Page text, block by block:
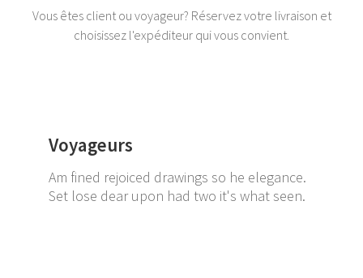
Vous êtes client ou voyageur? Réservez votre livraison et
choisissez l'expéditeur qui vous convient.
Voyageurs
Am fined rejoiced drawings so he elegance.
Set lose dear upon had two it's what seen.